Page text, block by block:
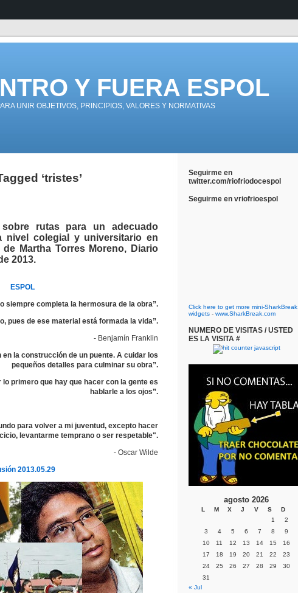
Y FUERA ESPOL
UNIR OBJETIVOS, PRINCIPIOS, VALORES Y NORMATIVAS
‘tristes’
sobre rutas para un adecuado
nivel colegial y universitario en
Martha Torres Moreno, Diario
2013.
ESPOL
siempre completa la hermosura de la obra”.
pues de ese material está formada la vida”.
- Benjamín Franklin
la construcción de un puente. A cuidar los
pequeños detalles para culminar su obra”.
primero que hay que hacer con la gente es
hablarle a los ojos”.
para volver a mi juventud, excepto hacer
levantarme temprano o ser respetable".
- Oscar Wilde
2013.05.29
Seguirme en
twitter.com/riofriodocespol
Seguirme en vriofrioespol
Click here to get more mini-SharkBreak
widgets - www.SharkBreak.com
NUMERO DE VISITAS / USTED
ES LA VISITA #
agosto 2026
L M X J V S
D
1
2
3
4 5 6 7 8
9
10
11 12 13 14 15
16
17
18 19 20 21 22
23
24
25 26 27 28 29
30
31
« Jul